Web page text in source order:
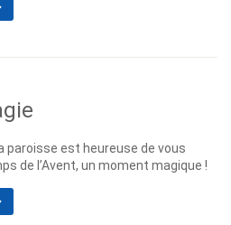
paroisse est heureuse de vous
de l’Avent, un moment magique !